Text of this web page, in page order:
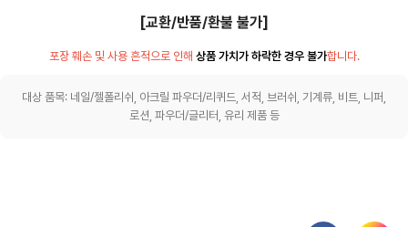
[교환/반품/환불 불가]
포장 훼손 및 사용 흔적으로 인해 상품 가치가 하락한 경우 불가합니다.
대상 품목: 네일/젤폴리쉬, 아크릴 파우더/리퀴드, 서적, 브러쉬, 기계류, 비트, 니퍼,
로션, 파우더/글리터, 유리 제품 등